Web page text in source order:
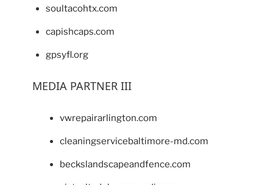
soultacohtx.com
capishcaps.com
gpsyfl.org
MEDIA PARTNER III
vwrepairarlington.com
cleaningservicebaltimore-md.com
beckslandscapeandfence.com